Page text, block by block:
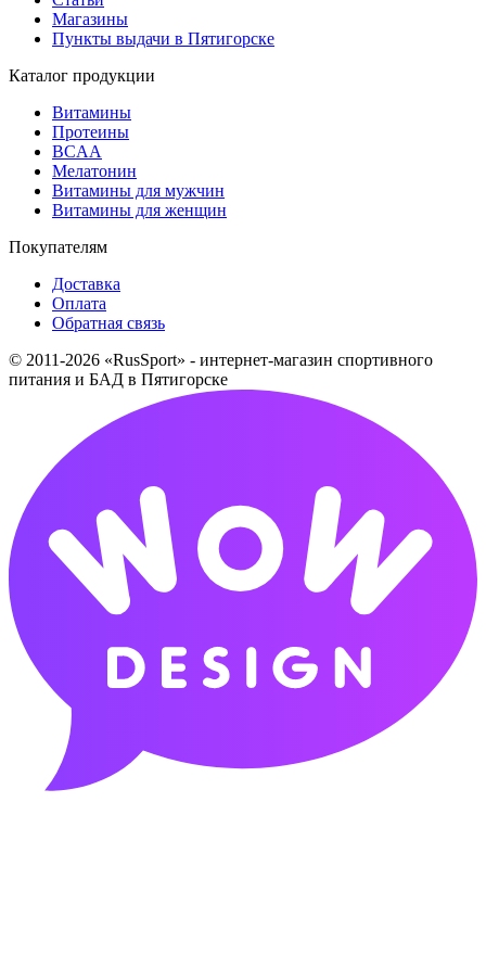
Магазины
Пункты выдачи в Пятигорске
Каталог продукции
Витамины
Протеины
BCAA
Мелатонин
Витамины для мужчин
Витамины для женщин
Покупателям
Доставка
Оплата
Обратная связь
© 2011-2026 «RusSport» - интернет-магазин спортивного
питания и БАД в Пятигорске